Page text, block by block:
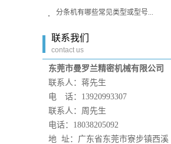
分条机有哪些常见类型或型号...
联系我们
contact us
东莞市曼罗兰精密机械有限公司
联系人：蒋先生
电 话：13920993307
联系人：周先生
电话：18038205092
地 址：广东省东莞市寮步镇西溪